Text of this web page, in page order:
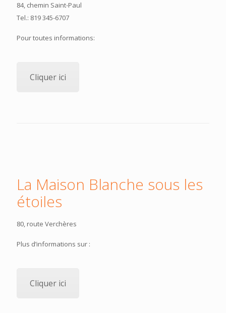
84, chemin Saint-Paul
Tel.: 819 345-6707
Pour toutes informations:
Cliquer ici
La Maison Blanche sous les
étoiles
80, route Verchères
Plus d’informations sur :
Cliquer ici